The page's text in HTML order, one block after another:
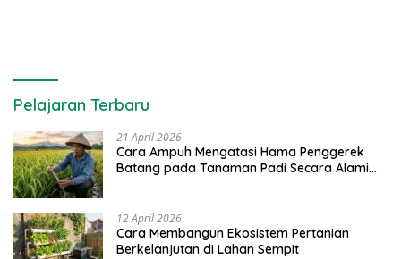
Pelajaran Terbaru
21 April 2026
Cara Ampuh Mengatasi Hama Penggerek
Batang pada Tanaman Padi Secara Alami
12 April 2026
Cara Membangun Ekosistem Pertanian
Berkelanjutan di Lahan Sempit